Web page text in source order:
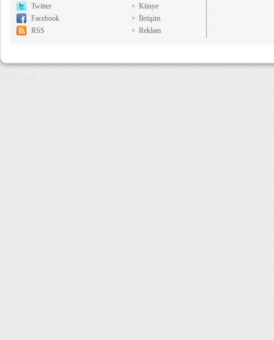
Twitter
Facebook
RSS
Künye
İletişim
Reklam